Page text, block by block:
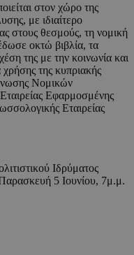
στον χώρο της
με ιδιαίτερο
στους θεσμούς, τη νομική
οκτώ βιβλία, τα
της με την κοινωνία και
της κυπριακής
Νομικών
Εφαρμοσμένης
Εταιρείας
Ιδρύματος
5 Ιουνίου, 7μ.μ.